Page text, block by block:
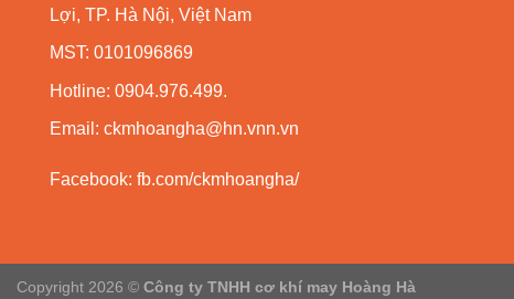
Lợi, TP. Hà Nội, Việt Nam
MST: 0101096869
Hotline: 0904.976.499.
Email: ckmhoangha@hn.vnn.vn
Facebook: fb.com/ckmhoangha/
Copyright 2026 © Công ty TNHH cơ khí may Hoàng Hà